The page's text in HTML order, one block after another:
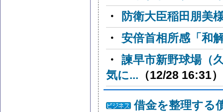
・
防衛大臣稲田朋美
・ 安倍首相所感「和
・ 諫早市新野球場（
気に... （12/28 16:31）
借金を整理する